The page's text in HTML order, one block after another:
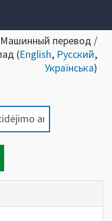
перевод /
(English, Русский,
Українська)